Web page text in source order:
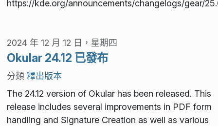
https://kde.org/announcements/changelogs/gear/
2024 年 12 月 12 日，星期四
Okular 24.12 已發布
分類 釋出版本
The 24.12 version of Okular has been released. This
release includes several improvements in PDF form
handling and Signature Creation as well as various